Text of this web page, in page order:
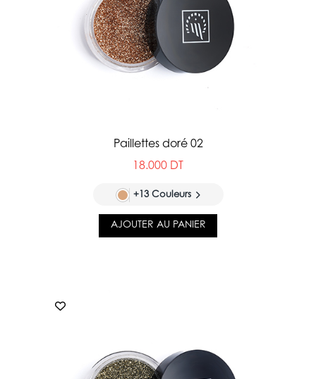
Paillettes doré 02
18.000 DT
+13 Couleurs
AJOUTER AU PANIER